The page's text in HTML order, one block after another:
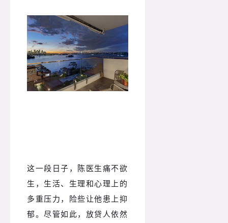
这一段日子，陈医生痛不欲
生，生活、生理和心理上的
多重压力，险些让他患上抑
郁。尽管如此，放贷人依然